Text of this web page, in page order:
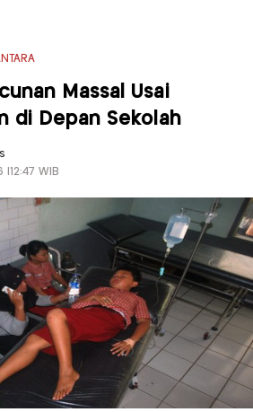
Massal Usai
di Depan Sekolah
|12:47 WIB